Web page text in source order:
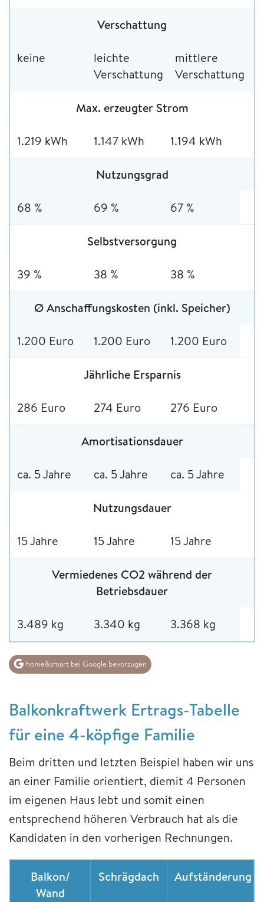
Verschattung
keine
leichte
Verschattung
mittlere
Verschattung
Max. erzeugter Strom
1.219 kWh 1.147 kWh 1.194 kWh
Nutzungsgrad
68 % 69 % 67 %
Selbstversorgung
39 % 38 % 38 %
Ø Anschaffungskosten (inkl. Speicher)
1.200 Euro 1.200 Euro 1.200 Euro
Jährliche Ersparnis
286 Euro 274 Euro 276 Euro
Amortisationsdauer
ca. 5 Jahre ca. 5 Jahre ca. 5 Jahre
Nutzungsdauer
15 Jahre 15 Jahre 15 Jahre
Vermiedenes CO2 während der
Betriebsdauer
3.489 kg 3.340 kg 3.368 kg
home&smart bei Google bevorzugen
Balkonkraftwerk Ertrags-Tabelle
für eine 4-köpfige Familie
Beim dritten und letzten Beispiel haben wir uns
an einer Familie orientiert, diemit 4 Personen
im eigenen Haus lebt und somit einen
entsprechend höheren Verbrauch hat als die
Kandidaten in den vorherigen Rechnungen.
Balkon/
Wand
Schrägdach Aufständerung